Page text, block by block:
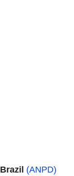
Brazil (ANPD)